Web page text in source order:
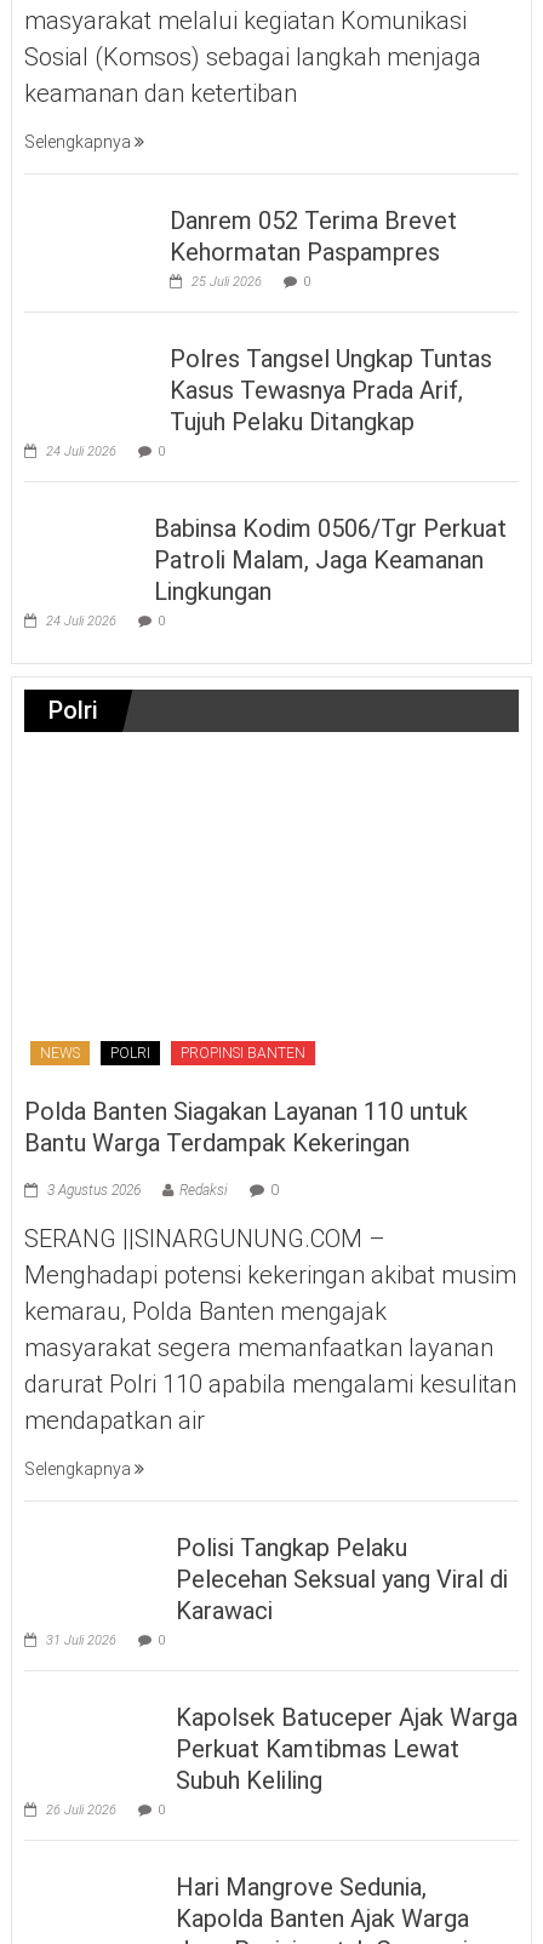
masyarakat melalui kegiatan Komunikasi
Sosial (Komsos) sebagai langkah menjaga
keamanan dan ketertiban
Selengkapnya
Danrem 052 Terima Brevet
Kehormatan Paspampres
25 Juli 2026 0
Polres Tangsel Ungkap Tuntas
Kasus Tewasnya Prada Arif,
Tujuh Pelaku Ditangkap
24 Juli 2026 0
Babinsa Kodim 0506/Tgr Perkuat
Patroli Malam, Jaga Keamanan
Lingkungan
24 Juli 2026 0
Polri
NEWS POLRI PROPINSI BANTEN
Polda Banten Siagakan Layanan 110 untuk
Bantu Warga Terdampak Kekeringan
3 Agustus 2026 Redaksi 0
SERANG ||SINARGUNUNG.COM –
Menghadapi potensi kekeringan akibat musim
kemarau, Polda Banten mengajak
masyarakat segera memanfaatkan layanan
darurat Polri 110 apabila mengalami kesulitan
mendapatkan air
Selengkapnya
Polisi Tangkap Pelaku
Pelecehan Seksual yang Viral di
Karawaci
31 Juli 2026 0
Kapolsek Batuceper Ajak Warga
Perkuat Kamtibmas Lewat
Subuh Keliling
26 Juli 2026 0
Hari Mangrove Sedunia,
Kapolda Banten Ajak Warga